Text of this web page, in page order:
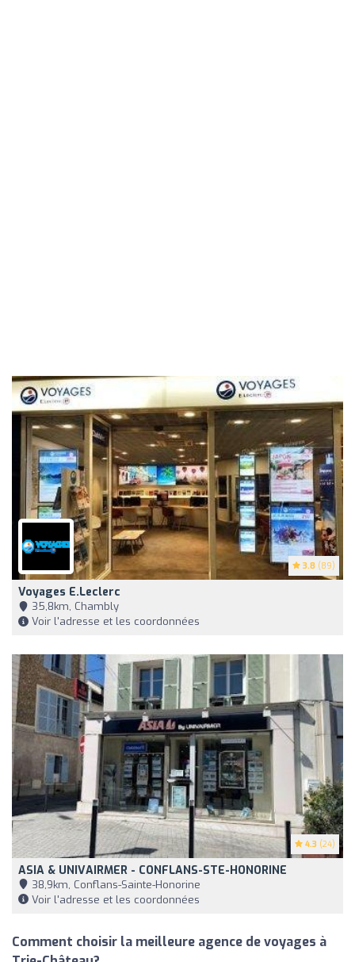
3.8 (89)
Voyages E.Leclerc
35,8km, Chambly
Voir l'adresse et les coordonnées
4.3 (24)
ASIA & UNIVAIRMER - CONFLANS-STE-HONORINE
38,9km, Conflans-Sainte-Honorine
Voir l'adresse et les coordonnées
Comment choisir la meilleure agence de voyages à